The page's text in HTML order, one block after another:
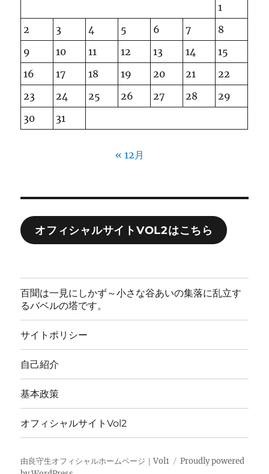
1
2
3 4 5 6 7
8
9
10 11 12 13 14
15
16
17 18 19 20 21
22
23
24 25 26 27 28
29
30
31
« 12月
オフィシャルサイトVOL2はこちら
百聞は一見にしかず～小さな谷あいの集落に乱立す
るバベルの塔です。
サイトポリシー
自己紹介
基本政策
オフィシャルサイトVol2
由良守生オフィシャルホームページ｜Vol1
Proudly powered